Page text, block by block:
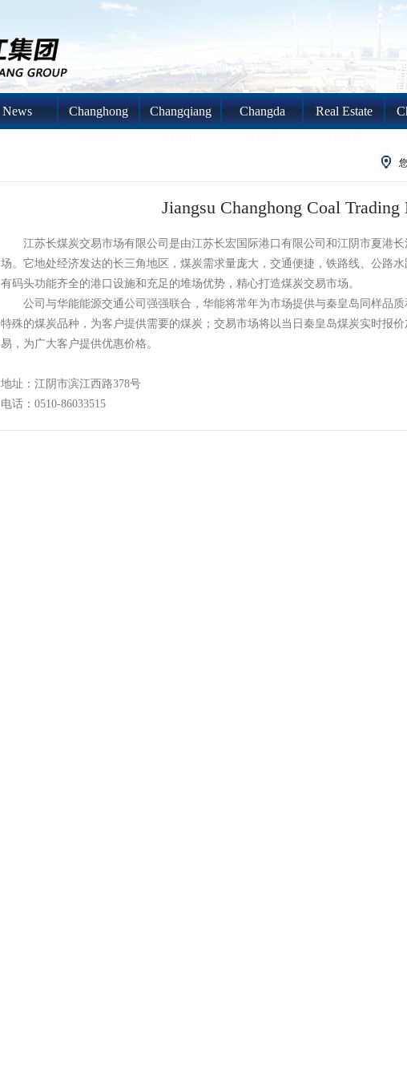
News
Changhong
Changqiang
Changda
Real Estate
Jiangsu Changhong Coal Trading
江苏长煤炭交易市场有限公司是由江苏长宏国际港口有限公司和江阴市夏港长
场。它地处经济发达的长三角地区，煤炭需求量庞大，交通便捷，铁路线、公路
有码头功能齐全的港口设施和充足的堆场优势，精心打造煤炭交易市场。
公司与华能能源交通公司强强联合，华能将常年为市场提供与秦皇岛同样品质
特殊的煤炭品种，为客户提供需要的煤炭；交易市场将以当日秦皇岛煤炭实时报
易，为广大客户提供优惠价格。
地址：江阴市滨江西路378号
电话：0510-86033515